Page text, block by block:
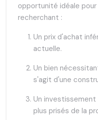
opportunité idéale
recherchant :
Un prix d'achat
actuelle.
Un bien
s'agit d'une
Un investissement
plus prisés de la